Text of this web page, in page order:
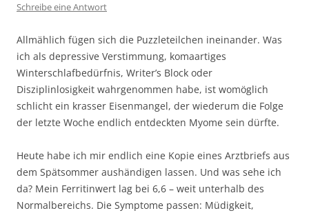
Schreibe eine Antwort
Allmählich fügen sich die Puzzleteilchen ineinander. Was
ich als depressive Verstimmung, komaartiges
Winterschlafbedürfnis, Writer’s Block oder
Disziplinlosigkeit wahrgenommen habe, ist womöglich
schlicht ein krasser Eisenmangel, der wiederum die Folge
der letzte Woche endlich entdeckten Myome sein dürfte.
Heute habe ich mir endlich eine Kopie eines Arztbriefs aus
dem Spätsommer aushändigen lassen. Und was sehe ich
da? Mein Ferritinwert lag bei 6,6 – weit unterhalb des
Normalbereichs. Die Symptome passen: Müdigkeit,